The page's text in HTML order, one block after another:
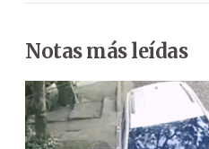
Notas más leídas